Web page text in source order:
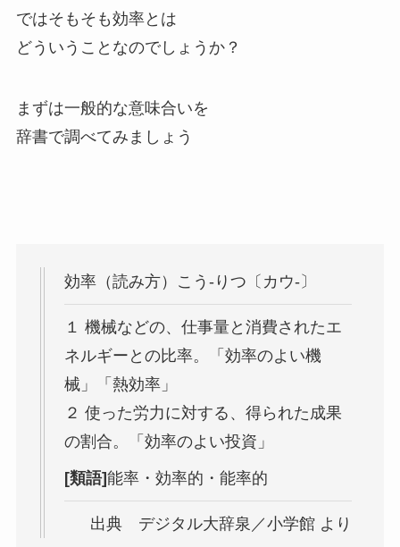
ではそもそも効率とは
どういうことなのでしょうか？
まずは一般的な意味合いを
辞書で調べてみましょう
効率（読み方）こう-りつ〔カウ‐〕
１ 機械などの、仕事量と消費されたエ
ネルギーとの比率。「効率のよい機
械」「熱効率」
２ 使った労力に対する、得られた成果
の割合。「効率のよい投資」
[類語]能率・効率的・能率的
出典 デジタル大辞泉／小学館 より